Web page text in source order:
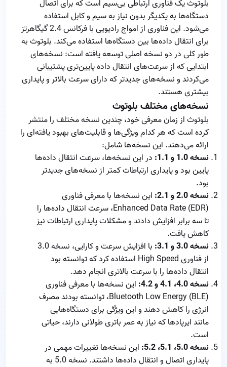
بلوتوث یک فناوری ارتباطی بی‌سیم است که برای اتصال
دستگاه‌ها به یکدیگر بدون نیاز به سیم و کابل استفاده
می‌شود. این فناوری از امواج رادیویی با فرکانس 2.4 گیگاهرتز
برای انتقال داده‌ها بین دستگاه‌ها استفاده می‌کند. بلوتوث به
طور کلی در دو نسخه اصلی توسعه یافته است: نسخه‌های
ابتدایی که از سرعت‌های انتقال داده پایین‌تری پشتیبانی
می‌کردند و نسخه‌های جدیدتر که دارای سرعت بالاتر و پایداری
بیشتری هستند.
نسخه‌های مختلف بلوتوث
بلوتوث از زمان معرفی خود، چندین نسخه مختلف را منتشر
کرده است که هر کدام ویژگی‌ها و قابلیت‌های بهبود یافته‌ای را
ارائه می‌دهند. این نسخه‌ها شامل:
نسخه 1.0 و 1.1:
در این نسخه‌ها، سرعت انتقال داده‌ها
پایین بود و پایداری ارتباطات کمتر از نسخه‌های جدیدتر
بود.
نسخه 2.0 و 2.1:
این نسخه‌ها با معرفی فناوری
Enhanced Data Rate (EDR)، سرعت انتقال داده‌ها را
تا سه برابر افزایش دادند و مشکلات پایداری ارتباطات نیز
کاهش یافت.
نسخه 3.0 و 3.1:
با افزایش سرعت و کارایی، نسخه 3.0
از فناوری High Speed استفاده کرد که توانسته بود
انتقال داده‌ها را با سرعت بالاتری انجام دهد.
نسخه 4.0، 4.1 و 4.2:
این نسخه‌ها با معرفی فناوری
Bluetooth Low Energy (BLE)، توانسته بودند مصرف
انرژی را کاهش دهند و این ویژگی برای دستگاه‌هایی
مانند ایرپادها که نیاز به عمر باتری طولانی دارند، حیاتی
است.
نسخه 5.0، 5.1، 5.2:
این نسخه‌ها تغییرات مهمی در
پایداری اتصال و انتقال داده‌ها داشتند. نسخه 5.0 به